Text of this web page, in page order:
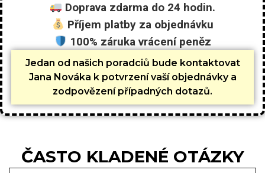
Doprava zdarma do 24 hodin.
Příjem platby za objednávku
100% záruka vrácení peněz
Jedan od našich poradciů bude kontaktovat
Jana Nováka k potvrzení vaší objednávky a
zodpovězení případných dotazů.
ČASTO KLADENÉ OTÁZKY